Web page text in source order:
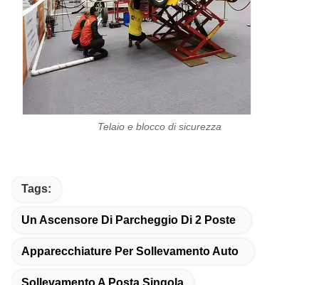
Telaio e blocco di sicurezza
Tags:
Un Ascensore Di Parcheggio Di 2 Poste
Apparecchiature Per Sollevamento Auto
Sollevamento A Posta Singola